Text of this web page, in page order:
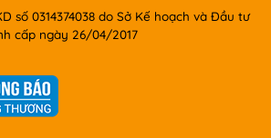
số 0314374038 do Sở Kế hoạch và Đầu tư
cấp ngày 26/04/2017